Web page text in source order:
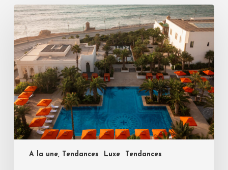
A la une, Tendances Luxe Tendances